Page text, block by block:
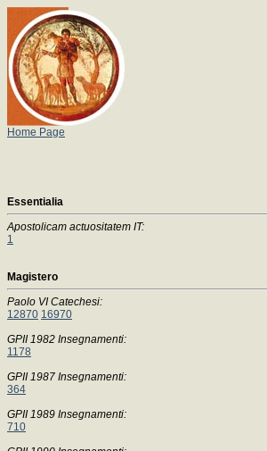
Home Page
Essentialia
Apostolicam actuositatem IT:
1
Magistero
Paolo VI Catechesi:
12870 16970
GPII 1982 Insegnamenti:
1178
GPII 1987 Insegnamenti:
364
GPII 1989 Insegnamenti:
710